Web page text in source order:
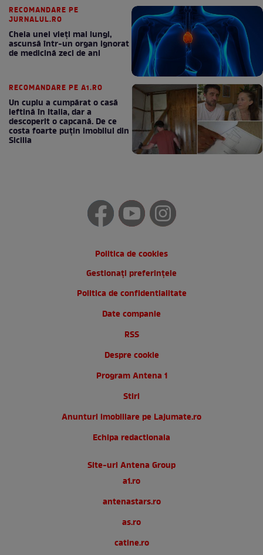
RECOMANDARE PE
JURNALUL.RO
Cheia unei vieți mai lungi,
ascunsă într-un organ ignorat
de medicină zeci de ani
RECOMANDARE PE A1.RO
Un cuplu a cumpărat o casă
ieftină în Italia, dar a
descoperit o capcană. De ce
costa foarte puțin imobilul din
Sicilia
Politica de cookies
Gestionați preferințele
Politica de confidentialitate
Date companie
RSS
Despre cookie
Program Antena 1
Stiri
Anunturi imobiliare pe Lajumate.ro
Echipa redactionala
Site-uri Antena Group
a1.ro
antenastars.ro
as.ro
catine.ro